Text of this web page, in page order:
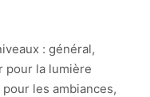
: général,
pour la lumière
les ambiances,